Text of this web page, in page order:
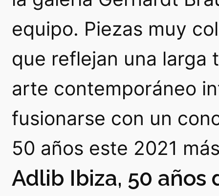
equipo. Piezas muy
que reflejan una larga
arte contemporáneo
fusionarse con un
50 años este 2021
Adlib Ibiza, 50 años